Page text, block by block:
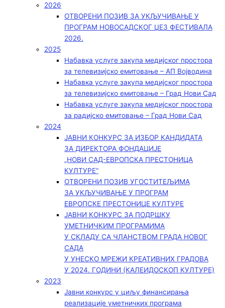
2026
ОТВОРЕНИ ПОЗИВ ЗА УКЉУЧИВАЊЕ У
ПРОГРАМ НОВОСАДСКОГ ЏЕЗ ФЕСТИВАЛА
2026.
2025
Набавка услуге закупа медијског простора
за телевизијско емитовање – АП Војводинa
Набавка услуге закупа медијског простора
за телевизијско емитовање – Град Нови Сад
Набавка услуге закупа медијског простора
за радијско емитовање – Град Нови Сад
2024
ЈАВНИ КОНКУРС ЗА ИЗБОР КАНДИДАТА
ЗА ДИРЕКТОРА ФОНДАЦИЈЕ
„НОВИ САД-ЕВРОПСКА ПРЕСТОНИЦА
КУЛТУРЕ“
ОТВОРЕНИ ПОЗИВ УГОСТИТЕЉИМА
ЗА УКЉУЧИВАЊЕ У ПРОГРАМ
ЕВРОПСКЕ ПРЕСТОНИЦЕ КУЛТУРЕ
ЈАВНИ КОНКУРС ЗА ПОДРШКУ
УМЕТНИЧКИМ ПРОГРАМИМА
У СКЛАДУ СА ЧЛАНСТВОМ ГРАДА НОВОГ
САДА
У УНЕСКО МРЕЖИ КРЕАТИВНИХ ГРАДОВА
У 2024. ГОДИНИ (КАЛЕИДОСКОП КУЛТУРЕ)
2023
Јавни конкурс у циљу финансирања
реализације уметничких програма